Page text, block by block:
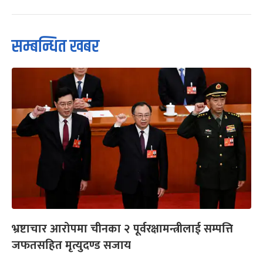
सम्बन्धित खबर
भ्रष्टाचार आरोपमा चीनका २ पूर्वरक्षामन्त्रीलाई सम्पत्ति
जफतसहित मृत्युदण्ड सजाय